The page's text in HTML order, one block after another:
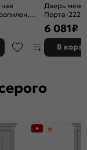
Дверь
Порта-222
Dacota
царговая
6 081₽
В